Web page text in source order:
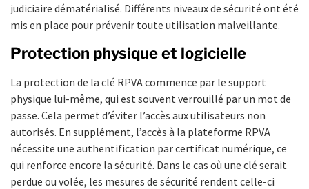
judiciaire dématérialisé. Différents niveaux de sécurité ont été
mis en place pour prévenir toute utilisation malveillante.
Protection physique et logicielle
La protection de la clé RPVA commence par le support
physique lui-même, qui est souvent verrouillé par un mot de
passe. Cela permet d’éviter l’accès aux utilisateurs non
autorisés. En supplément, l’accès à la plateforme RPVA
nécessite une authentification par certificat numérique, ce
qui renforce encore la sécurité. Dans le cas où une clé serait
perdue ou volée, les mesures de sécurité rendent celle-ci